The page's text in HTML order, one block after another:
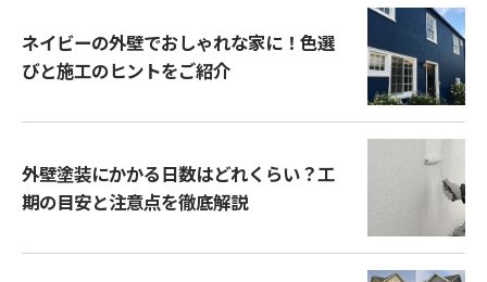
ネイビーの外壁でおしゃれな家に！色選
びと施工のヒントをご紹介
外壁塗装にかかる日数はどれくらい？工
期の目安と注意点を徹底解説